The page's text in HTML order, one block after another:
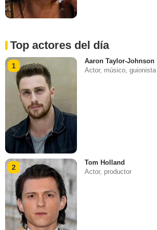
Top actores del día
1
Aaron Taylor-Johnson
Actor, músico, guionista
2
Tom Holland
Actor, productor